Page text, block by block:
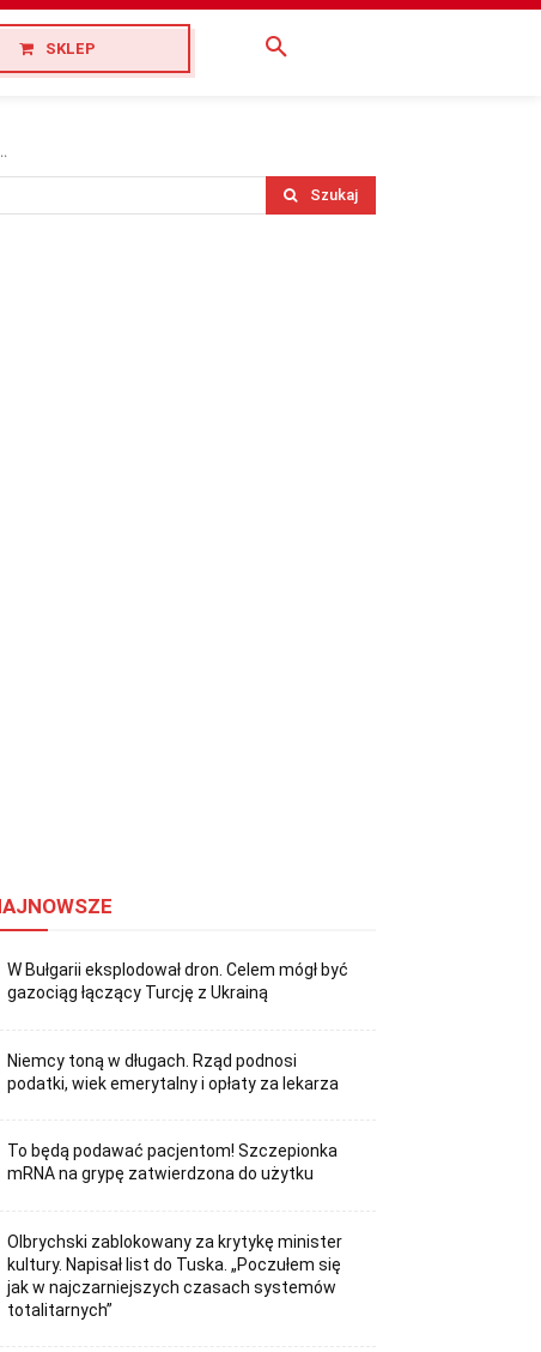
SKLEP
Szukaj
W Bułgarii eksplodował dron. Celem mógł być
gazociąg łączący Turcję z Ukrainą
Niemcy toną w długach. Rząd podnosi
podatki, wiek emerytalny i opłaty za lekarza
To będą podawać pacjentom! Szczepionka
mRNA na grypę zatwierdzona do użytku
Olbrychski zablokowany za krytykę minister
kultury. Napisał list do Tuska. „Poczułem się
jak w najczarniejszych czasach systemów
totalitarnych”